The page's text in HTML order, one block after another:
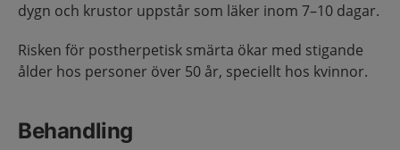
dygn och krustor uppstår som läker inom 7–10 dagar.
Risken för postherpetisk smärta ökar med stigande
ålder hos personer över 50 år, speciellt hos kvinnor.
Behandling